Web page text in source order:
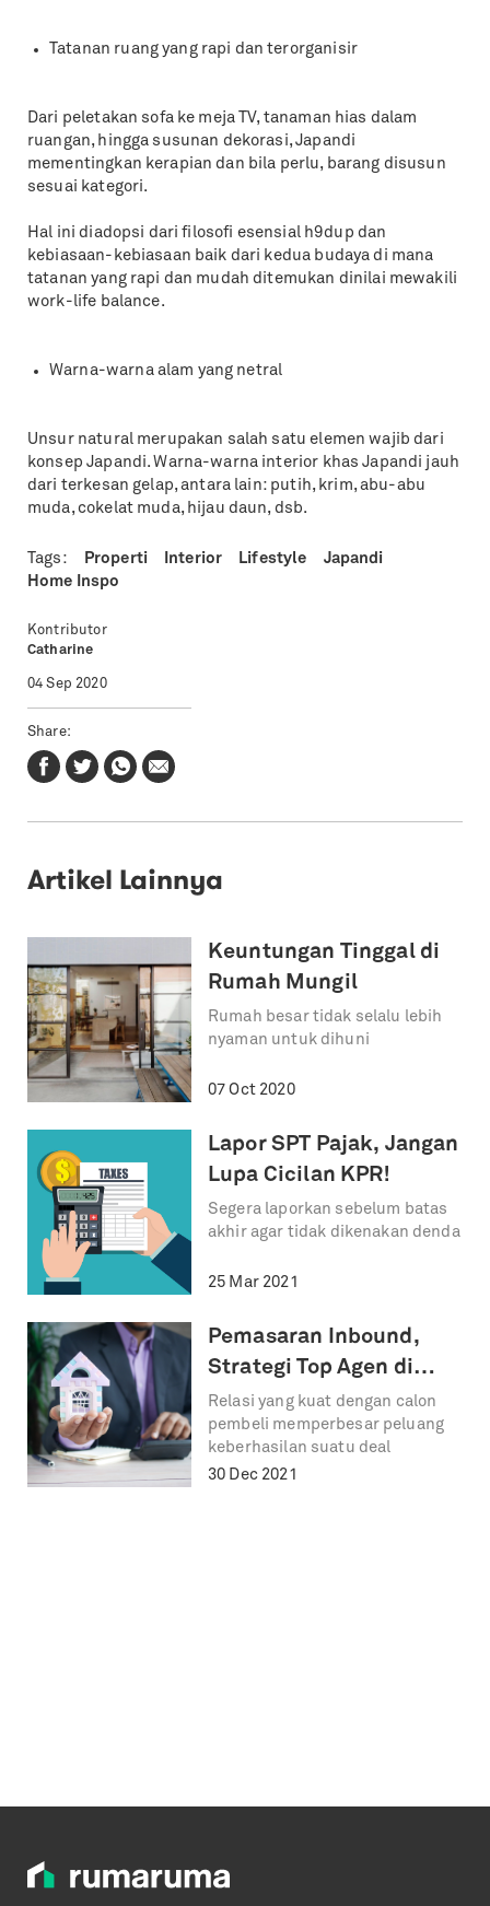
Tatanan ruang yang rapi dan terorganisir
Dari peletakan sofa ke meja TV, tanaman hias dalam
ruangan, hingga susunan dekorasi, Japandi
mementingkan kerapian dan bila perlu, barang disusun
sesuai kategori.
Hal ini diadopsi dari filosofi esensial h9dup dan
kebiasaan-kebiasaan baik dari kedua budaya di mana
tatanan yang rapi dan mudah ditemukan dinilai mewakili
work-life balance.
Warna-warna alam yang netral
Unsur natural merupakan salah satu elemen wajib dari
konsep Japandi. Warna-warna interior khas Japandi jauh
dari terkesan gelap, antara lain: putih, krim, abu-abu
muda, cokelat muda, hijau daun, dsb.
Tags: Properti Interior Lifestyle
Japandi
Home Inspo
Kontributor
Catharine
04 Sep 2020
Share:
Artikel Lainnya
Keuntungan Tinggal di
Rumah Mungil
Rumah besar tidak selalu lebih
nyaman untuk dihuni
07 Oct 2020
Lapor SPT Pajak, Jangan
Lupa Cicilan KPR!
Segera laporkan sebelum batas
akhir agar tidak dikenakan denda
25 Mar 2021
Pemasaran Inbound,
Strategi Top Agen di
Tahun 2022
Relasi yang kuat dengan calon
pembeli memperbesar peluang
keberhasilan suatu deal
30 Dec 2021